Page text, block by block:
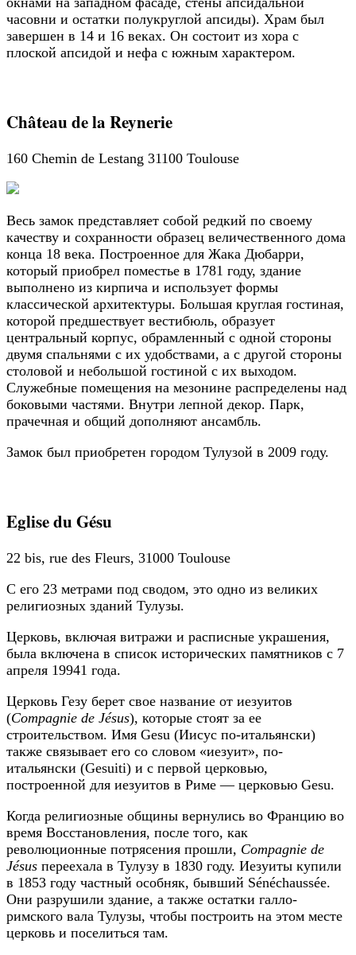
часовни и остатки полукруглой апсиды). Храм был
завершен в 14 и 16 веках. Он состоит из хора с
плоской апсидой и нефа с южным характером.
Château de la Reynerie
160 Chemin de Lestang 31100 Toulouse
Весь замок представляет собой редкий по своему
качеству и сохранности образец величественного дома
конца 18 века. Построенное для Жака Дюбарри,
который приобрел поместье в 1781 году, здание
выполнено из кирпича и использует формы
классической архитектуры. Большая круглая гостиная,
которой предшествует вестибюль, образует
центральный корпус, обрамленный с одной стороны
двумя спальнями с их удобствами, а с другой стороны
столовой и небольшой гостиной с их выходом.
Служебные помещения на мезонине распределены над
боковыми частями. Внутри лепной декор. Парк,
прачечная и общий дополняют ансамбль.
Замок был приобретен городом Тулузой в 2009 году.
Eglise du Gésu
22 bis, rue des Fleurs, 31000 Toulouse
С его 23 метрами под сводом, это одно из великих
религиозных зданий Тулузы.
Церковь, включая витражи и расписные украшения,
была включена в список исторических памятников с 7
апреля 19941 года.
Церковь Гезу берет свое название от иезуитов
(Compagnie de Jésus), которые стоят за ее
строительством. Имя Gesu (Иисус по-итальянски)
также связывает его со словом «иезуит», по-
итальянски (Gesuiti) и с первой церковью,
построенной для иезуитов в Риме — церковью Gesu.
Когда религиозные общины вернулись во Францию ​​во
время Восстановления, после того, как
революционные потрясения прошли, Compagnie de
Jésus переехала в Тулузу в 1830 году. Иезуиты купили
в 1853 году частный особняк, бывший Sénéchaussée.
Они разрушили здание, а также остатки галло-
римского вала Тулузы, чтобы построить на этом месте
церковь и поселиться там.